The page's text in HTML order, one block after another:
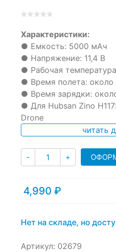
out
on
customer
ratings
Характеристики:
● Емкость: 5000 мАч
● Напряжение: 11,4 В
● Рабочая
● Время полета: около
● Время зарядки:
● Для Hubsan Zino
Drone
читать
- Количество
+
4,990 ₽
Нет на складе, но
Артикул: 02679